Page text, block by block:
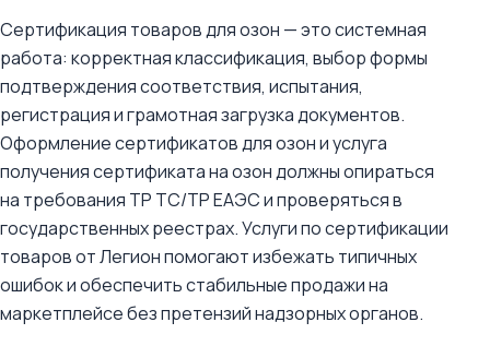
Сертификация товаров для озон — это системная
работа: корректная классификация, выбор формы
подтверждения соответствия, испытания,
регистрация и грамотная загрузка документов.
Оформление сертификатов для озон и услуга
получения сертификата на озон должны опираться
на требования ТР ТС/ТР ЕАЭС и проверяться в
государственных реестрах. Услуги по сертификации
товаров от Легион помогают избежать типичных
ошибок и обеспечить стабильные продажи на
маркетплейсе без претензий надзорных органов.